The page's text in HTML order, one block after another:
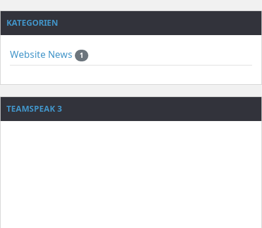
KATEGORIEN
Website News 1
TEAMSPEAK 3